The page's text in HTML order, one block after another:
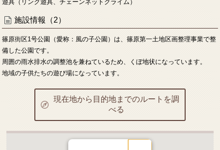
遊具（リンク遊具、チェーンネットクライム）
施設情報（2）
篠原街区1号公園（愛称：風の子公園）は、篠原第一土地区画整理事業で整
備した公園です。
周囲の雨水排水の調整池を兼ねているため、くぼ地状になっています。
地域の子供たちの遊び場になっています。
現在地から目的地までのルートを調
べる